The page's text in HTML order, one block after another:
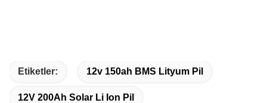
Etiketler: 12v 150ah BMS Lityum Pil
12V 200Ah Solar Li Ion Pil